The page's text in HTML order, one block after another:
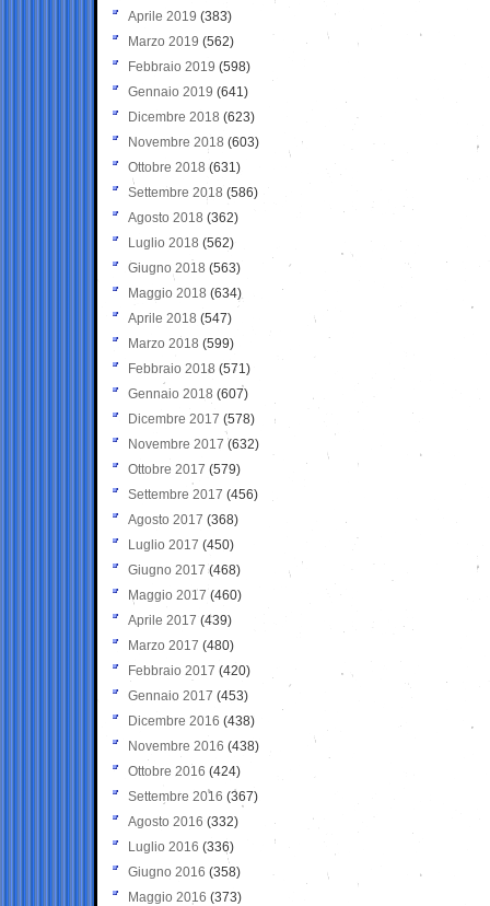
Aprile 2019 (383)
Marzo 2019 (562)
Febbraio 2019 (598)
Gennaio 2019 (641)
Dicembre 2018 (623)
Novembre 2018 (603)
Ottobre 2018 (631)
Settembre 2018 (586)
Agosto 2018 (362)
Luglio 2018 (562)
Giugno 2018 (563)
Maggio 2018 (634)
Aprile 2018 (547)
Marzo 2018 (599)
Febbraio 2018 (571)
Gennaio 2018 (607)
Dicembre 2017 (578)
Novembre 2017 (632)
Ottobre 2017 (579)
Settembre 2017 (456)
Agosto 2017 (368)
Luglio 2017 (450)
Giugno 2017 (468)
Maggio 2017 (460)
Aprile 2017 (439)
Marzo 2017 (480)
Febbraio 2017 (420)
Gennaio 2017 (453)
Dicembre 2016 (438)
Novembre 2016 (438)
Ottobre 2016 (424)
Settembre 2016 (367)
Agosto 2016 (332)
Luglio 2016 (336)
Giugno 2016 (358)
Maggio 2016 (373)